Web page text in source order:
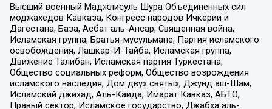
Высший военный Маджлисуль Шура Объединенных сил
моджахедов Кавказа, Конгресс народов Ичкерии и
Дагестана, База, Асбат аль-Ансар, Священная война,
Исламская группа, Братья-мусульмане, Партия исламского
освобождения, Лашкар-И-Тайба, Исламская группа,
Движение Талибан, Исламская партия Туркестана,
Общество социальных реформ, Общество возрождения
исламского наследия, Дом двух святых, Джунд аш-Шам,
Исламский джихад, Аль-Каида, Имарат Кавказ, АБТО,
Правый сектор, Исламское государство, Джабха аль-